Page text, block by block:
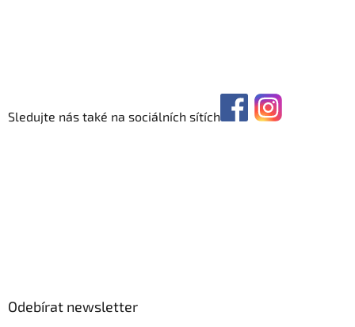
Sledujte nás také na sociálních sítích
Odebírat newsletter